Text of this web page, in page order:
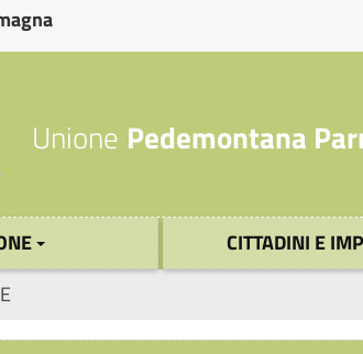
Unione Pedemontana
CITTADINI E